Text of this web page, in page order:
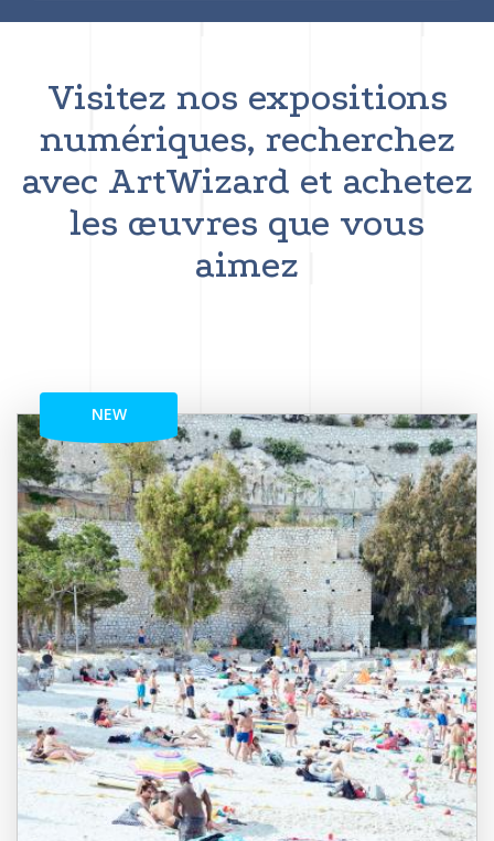
Visitez nos expositions
numériques, recherchez
avec ArtWizard et achetez
les œuvres que vous
aimez
NEW